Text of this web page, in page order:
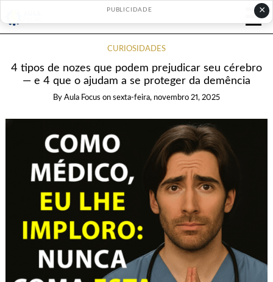
CURIOSIDADES
4 tipos de nozes que podem prejudicar seu cérebro
— e 4 que o ajudam a se proteger da demência
By Aula Focus on sexta-feira, novembro 21, 2025
×
PUBLICIDADE